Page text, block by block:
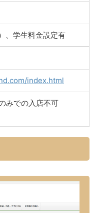
、学生料金設定有
index.html
みでの入店不可